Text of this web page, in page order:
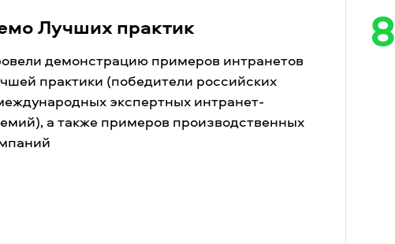
Лучших практик
демонстрацию примеров интранетов
практики (победители российских
экспертных интранет-
а также примеров производственных
8